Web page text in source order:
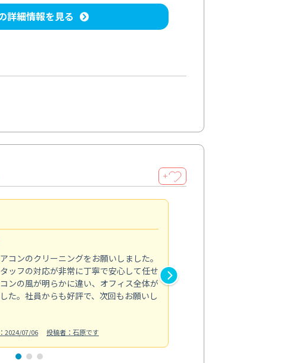
詳細情報を見る
＋
コンのクリーニングをお願いしました。
ッフの対応が非常に丁寧で安心して任せ
ンの風が明らかに違い、オフィス全体が
た。社員からも好評で、次回もお願いし
2024/07/06 投稿者：石原です